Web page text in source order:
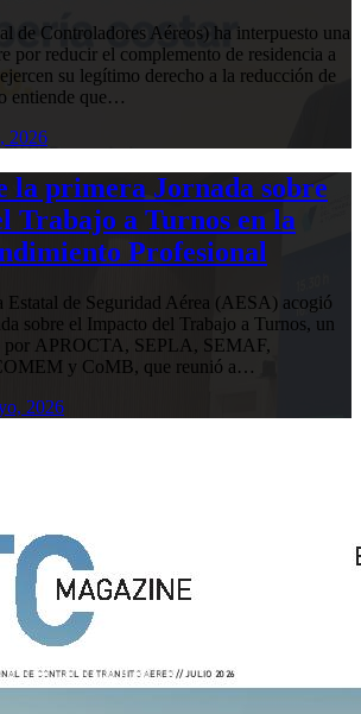
de Controladores Aéreos) ha interpuesto una
por reducir el complemento de residencia a
su legítimo derecho a la reducción de
entiende que…
2026
la primera Jornada sobre
Trabajo a Turnos en la
Profesional
Estatal de Seguridad Aérea (AESA) acogió
sobre el Impacto del Trabajo a Turnos, un
por APROCTA, SEPLA, SEMAF,
y CoMB, que reunió a…
2026